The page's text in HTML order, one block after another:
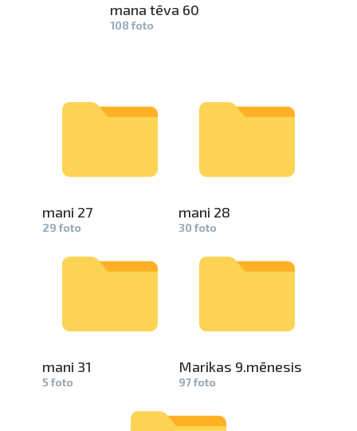
mana tēva 60
108 foto
mani 27
29 foto
mani 28
30 foto
mani 31
5 foto
Marikas 9.mēnesis
97 foto